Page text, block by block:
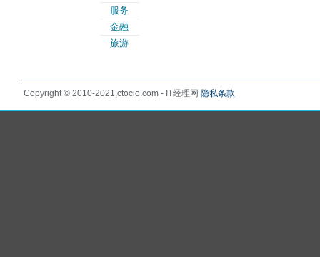
服务
金融
旅游
Copyright © 2010-2021,ctocio.com - IT经理网 隐私条款